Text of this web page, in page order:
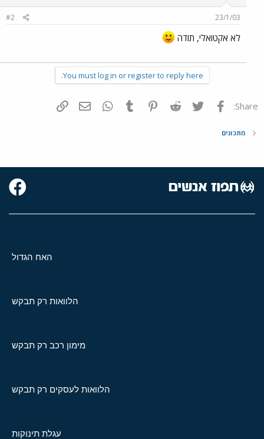
23/1/03
#2
לא אקטואלי, תודה
You must log in or register to reply here.
Share: פייסבוק Twitter
Reddit
Pinterest
Tumblr
WhatsAppדואר אלקטרוני
מתכונים
האח הגדול
הלוואות רק תבקש
מימון רכב רק תבקש
הלוואות לעסקים רק תבקש
עגלת תינוקות